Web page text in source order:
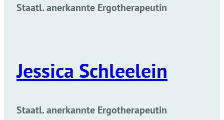
Staatl. anerkannte Ergotherapeutin
Jessica Schleelein
Staatl. anerkannte Ergotherapeutin